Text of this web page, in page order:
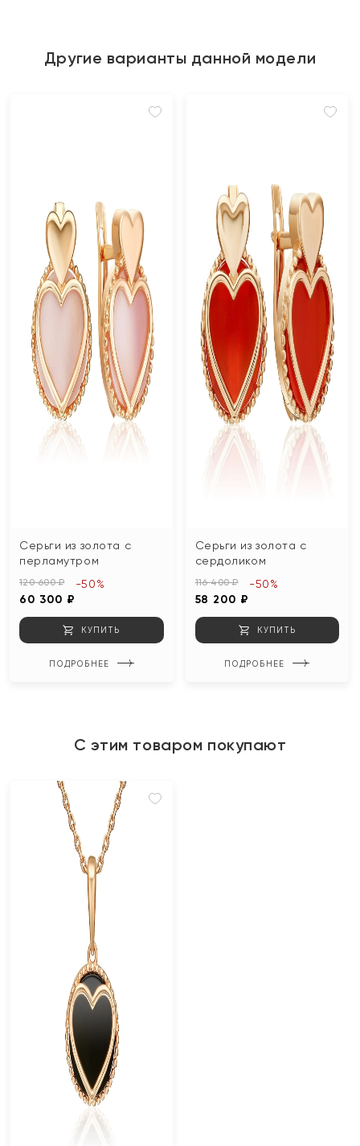
Другие варианты данной модели
Серьги из золота с
перламутром
120 600 ₽
60 300 ₽
-50%
КУПИТЬ
ПОДРОБНЕЕ
Серьги из золота с
сердоликом
116 400 ₽
58 200 ₽
-50%
КУПИТЬ
ПОДРОБНЕЕ
С этим товаром покупают